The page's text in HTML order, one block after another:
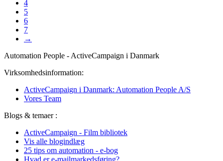
4
5
6
7
→
Automation People - ActiveCampaign i Danmark
Virksomhedsinformation:
ActiveCampaign i Danmark: Automation People A/S
Vores Team
Blogs & temaer :
ActiveCampaign - Film bibliotek
Vis alle blogindlæg
25 tips om automation - e-bog